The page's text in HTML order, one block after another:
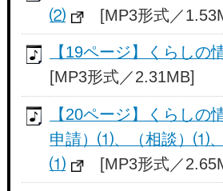
⑵
[MP3形式／
【19ページ】くらし
[MP3形式／2.31MB]
【20ページ】くらしの
申請）⑴、（相談）⑴、
⑴
[MP3形式／